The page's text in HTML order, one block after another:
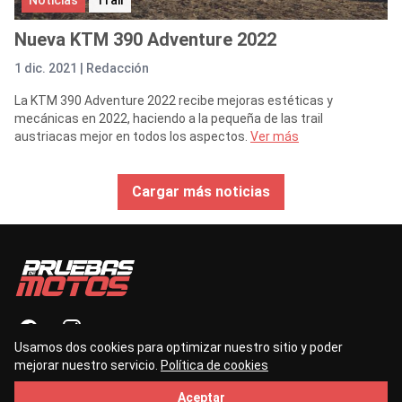
Nueva KTM 390 Adventure 2022
1 dic. 2021 | Redacción
La KTM 390 Adventure 2022 recibe mejoras estéticas y
mecánicas en 2022, haciendo a la pequeña de las trail
austriacas mejor en todos los aspectos. Ver más
Cargar más noticias
Usamos dos cookies para optimizar nuestro sitio y poder
mejorar nuestro servicio. Política de cookies
Aceptar
contacto@pruebasdemotos.es